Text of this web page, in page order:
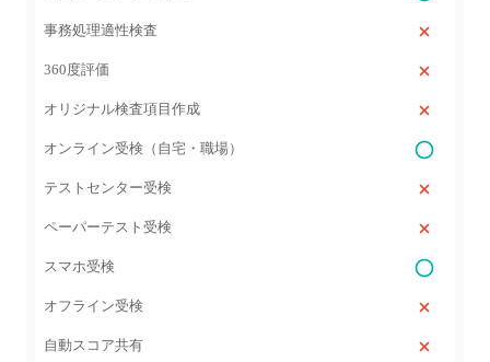
事務処理適性検査
360度評価
オリジナル検査項目作成
オンライン受検（自宅・職場）
テストセンター受検
ペーパーテスト受検
スマホ受検
オフライン受検
自動スコア共有